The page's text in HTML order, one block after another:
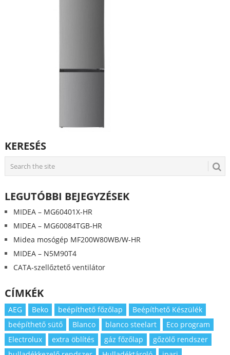
KERESÉS
LEGUTÓBBI BEJEGYZÉSEK
MIDEA – MG60401X-HR
MIDEA – MG60084TGB-HR
Midea mosógép MF200W80WB/W-HR
MIDEA – N5M90T4
CATA-szellőztető ventilátor
CÍMKÉK
AEG Beko beépíthető főzőlap
Beépíthető Készülék
beépíthető sütő
Blanco blanco steelart
Eco program
Electrolux
extra öblítés gáz főzőlap
gőzölő rendszer